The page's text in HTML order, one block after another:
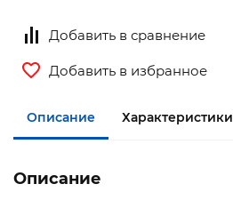
Добавить в сравнение
Добавить в избранное
Описание Характеристики
Описание